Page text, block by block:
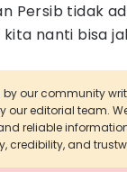
Persib tidak
nanti bisa
by our community
our editorial team.
reliable
credibility, and